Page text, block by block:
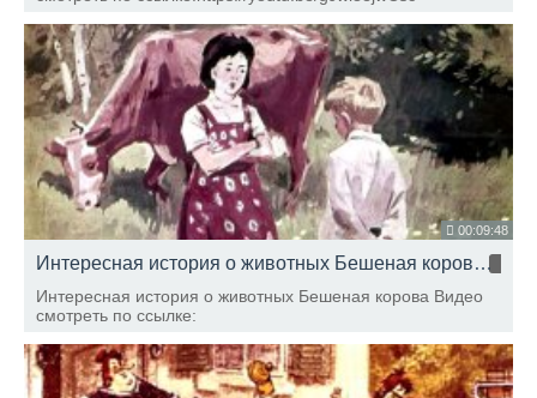
00:09:48
Интересная история о животных Бешеная корова
Интересная история о животных Бешеная корова Видео
смотреть по ссылке: